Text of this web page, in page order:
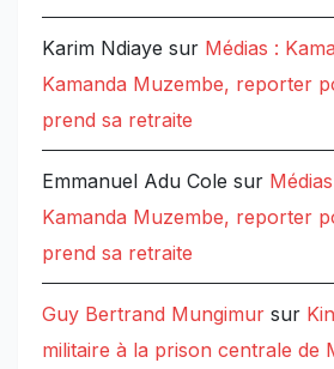
Karim Ndiaye sur Médias :
Kamanda Muzembe, reporter
prend sa retraite
Emmanuel Adu Cole sur
Kamanda Muzembe, reporter
prend sa retraite
Guy Bertrand Mungimur sur
militaire à la prison centrale de